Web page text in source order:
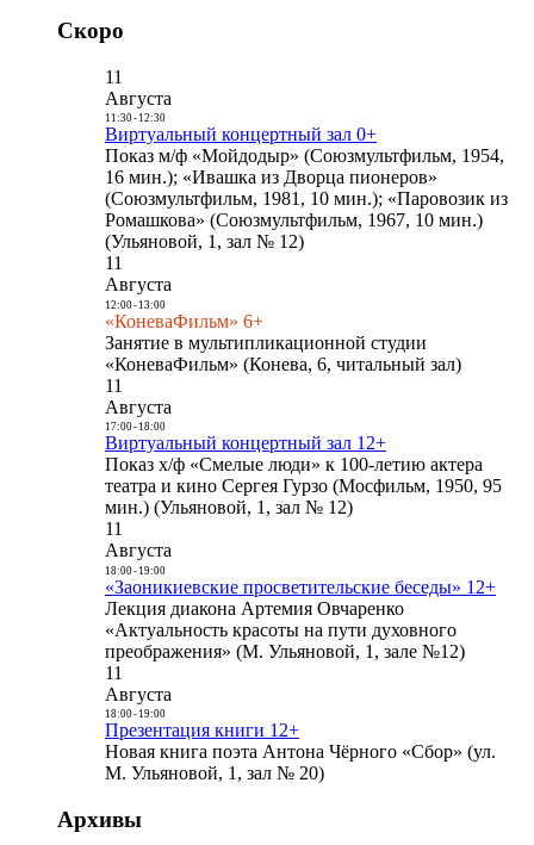
Скоро
11
Августа
11:30- 12:30
Виртуальный концертный зал 0+
Показ м/ф «Мойдодыр» (Союзмультфильм, 1954,
16 мин.); «Ивашка из Дворца пионеров»
(Союзмультфильм, 1981, 10 мин.); «Паровозик из
Ромашкова» (Союзмультфильм, 1967, 10 мин.)
(Ульяновой, 1, зал № 12)
11
Августа
12:00- 13:00
«КоневаФильм» 6+
Занятие в мультипликационной студии
«КоневаФильм» (Конева, 6, читальный зал)
11
Августа
17:00- 18:00
Виртуальный концертный зал 12+
Показ х/ф «Смелые люди» к 100-летию актера
театра и кино Сергея Гурзо (Мосфильм, 1950, 95
мин.) (Ульяновой, 1, зал № 12)
11
Августа
18:00- 19:00
«Заоникиевские просветительские беседы» 12+
Лекция диакона Артемия Овчаренко
«Актуальность красоты на пути духовного
преображения» (М. Ульяновой, 1, зале №12)
11
Августа
18:00- 19:00
Презентация книги 12+
Новая книга поэта Антона Чёрного «Сбор» (ул.
М. Ульяновой, 1, зал № 20)
Архивы